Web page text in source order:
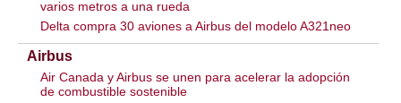
varios metros a una rueda
Delta compra 30 aviones a Airbus del modelo A321neo
Airbus
Air Canada y Airbus se unen para acelerar la adopción
de combustible sostenible